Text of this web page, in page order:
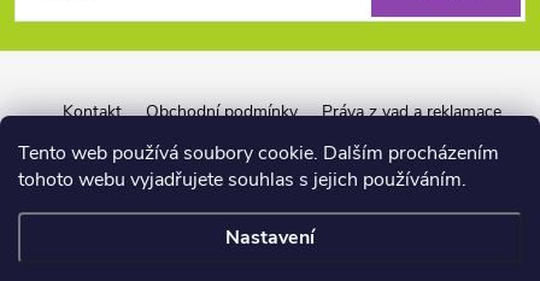
Tento web používá soubory cookie. Dalším procházením
tohoto webu vyjadřujete souhlas s jejich používáním.
Nastavení
p
a
Kontakt Obchodní podmínky
Práva z vad a reklamace
Záruka Liquid Force
Reklamační řád pro firmy